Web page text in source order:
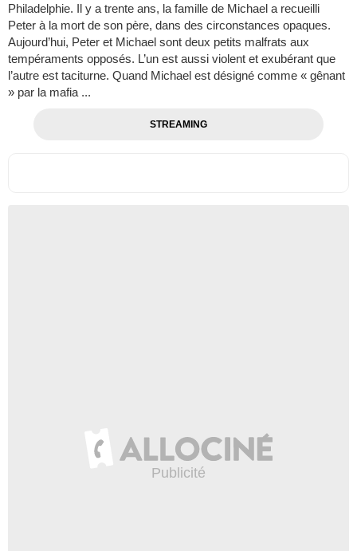
Philadelphie. Il y a trente ans, la famille de Michael a recueilli
Peter à la mort de son père, dans des circonstances opaques.
Aujourd’hui, Peter et Michael sont deux petits malfrats aux
tempéraments opposés. L’un est aussi violent et exubérant que
l’autre est taciturne. Quand Michael est désigné comme « gênant
» par la mafia ...
STREAMING